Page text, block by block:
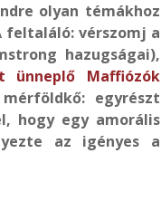
olyan témákhoz
feltaláló: vérszomj a
hazugságai),
ünneplő Maffiózók
egyrészt
hogy egy amorális
az igényes a